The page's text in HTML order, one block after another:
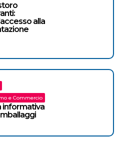
alla
e Commercio
informativa